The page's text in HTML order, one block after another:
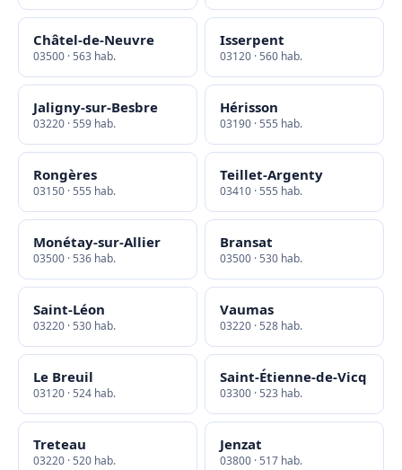
Châtel-de-Neuvre
03500 · 563 hab.
Isserpent
03120 · 560 hab.
Jaligny-sur-Besbre
03220 · 559 hab.
Hérisson
03190 · 555 hab.
Rongères
03150 · 555 hab.
Teillet-Argenty
03410 · 555 hab.
Monétay-sur-Allier
03500 · 536 hab.
Bransat
03500 · 530 hab.
Saint-Léon
03220 · 530 hab.
Vaumas
03220 · 528 hab.
Le Breuil
03120 · 524 hab.
Saint-Étienne-de-Vicq
03300 · 523 hab.
Treteau
03220 · 520 hab.
Jenzat
03800 · 517 hab.